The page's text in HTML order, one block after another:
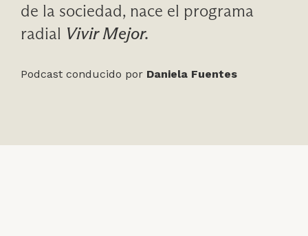
de la sociedad, nace el programa
radial Vivir Mejor.
Podcast conducido por Daniela Fuentes